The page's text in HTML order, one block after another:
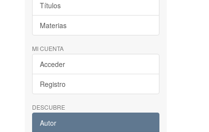
Títulos
Materias
MI CUENTA
Acceder
Registro
DESCUBRE
Autor